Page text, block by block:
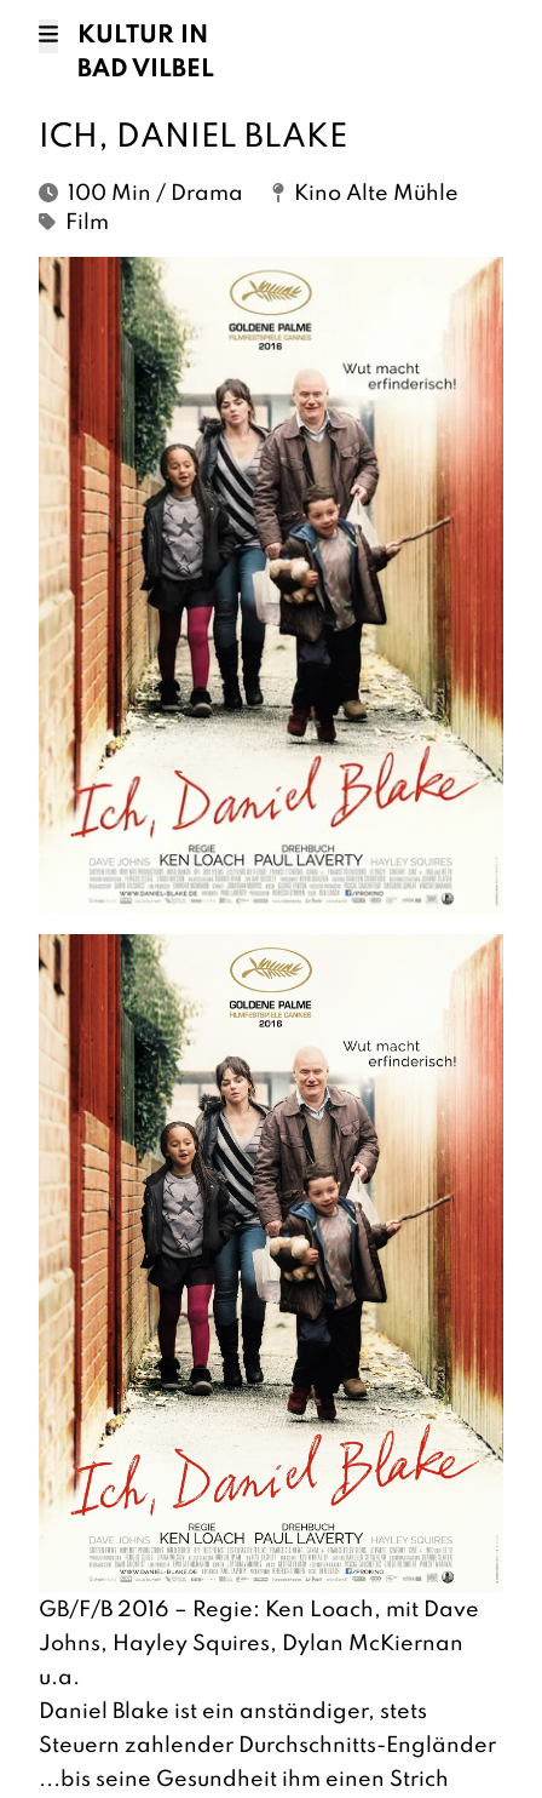
KULTUR IN
BAD VILBEL
ICH, DANIEL BLAKE
100 Min / Drama
Kino Alte Mühle
Film
GB/F/B 2016 – Regie: Ken Loach, mit Dave
Johns, Hayley Squires, Dylan McKiernan
u.a.
Daniel Blake ist ein anständiger, stets
Steuern zahlender Durchschnitts-Engländer
...bis seine Gesundheit ihm einen Strich